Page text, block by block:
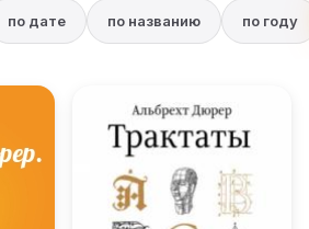
по дате по названию по году